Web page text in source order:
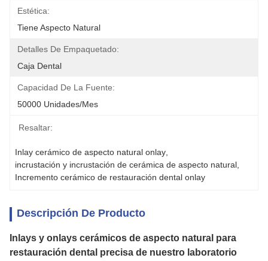
Estética:
Tiene Aspecto Natural
Detalles De Empaquetado:
Caja Dental
Capacidad De La Fuente:
50000 Unidades/mes
Resaltar:
Inlay cerámico de aspecto natural onlay
incrustación y incrustación de cerámica de aspecto natural
Incremento cerámico de restauración dental onlay
Descripción De Producto
Inlays y onlays cerámicos de aspecto natural para
restauración dental precisa de nuestro laboratorio